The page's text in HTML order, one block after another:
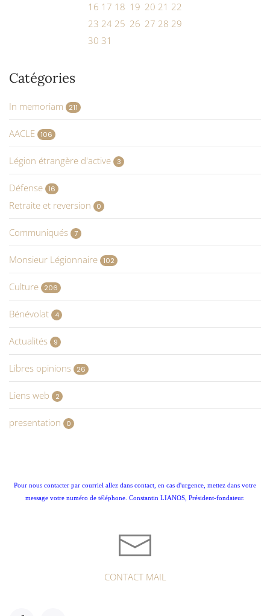
16 17 18 19 20 21 22
23 24 25 26 27 28 29
30 31
Catégories
In memoriam 211
AACLE 106
Légion étrangère d'active 3
Défense 16
Retraite et reversion 0
Communiqués 7
Monsieur Légionnaire 102
Culture 206
Bénévolat 4
Actualités 9
Libres opinions 26
Liens web 2
presentation 0
Pour nous contacter par courriel allez dans contact, en cas d'urgence, mettez dans votre
message votre numéro de téléphone. Constantin LIANOS, Président-fondateur.
CONTACT MAIL